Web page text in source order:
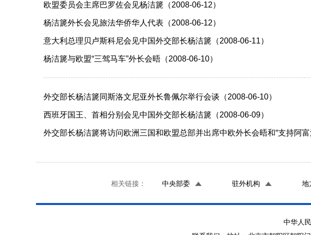
欧盟委员会主席巴罗佐会见杨洁篪（2008-06-12）
杨洁篪外长会见旅法华侨华人代表（2008-06-12）
意大利总理贝卢斯科尼会见中国外交部长杨洁篪（2008-06-11）
杨洁篪与欧盟“三驾马车”外长会晤（2008-06-10）
外交部长杨洁篪同斯洛文尼亚外长鲁佩尔举行会谈（2008-06-10）
西班牙国王、首相分别会见中国外交部长杨洁篪（2008-06-09）
外交部长杨洁篪将访问欧洲三国和欧盟总部并出席中欧外长会晤和“支持阿富
相关链接： 中央部委 驻外机构 地
中华人